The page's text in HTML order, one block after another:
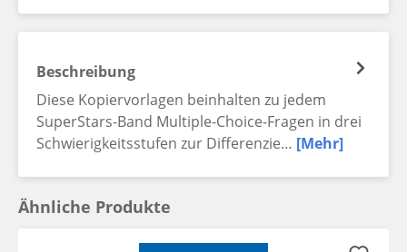
Beschreibung
Diese Kopiervorlagen beinhalten zu jedem
SuperStars-Band Multiple-Choice-Fragen in drei
Schwierigkeitsstufen zur Differenzie… [Mehr]
Ähnliche Produkte